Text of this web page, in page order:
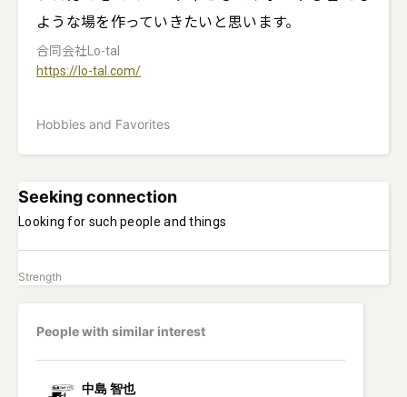
ような場を作っていきたいと思います。
合同会社Lo-tal
https://lo-tal.com/
Hobbies and Favorites
Seeking connection
Looking for such people and things
Strength
People with similar interest
中島 智也